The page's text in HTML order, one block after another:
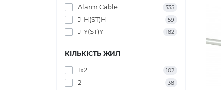
Alarm Cable 335
J-H(ST)H 59
J-Y(ST)Y 182
КІЛЬКІСТЬ ЖИЛ
1х2 102
2 38